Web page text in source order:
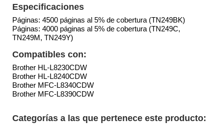
Especificaciones
Páginas: 4500 páginas al 5% de cobertura (TN249BK)
Páginas: 4000 páginas al 5% de cobertura (TN249C,
TN249M, TN249Y)
Compatibles con:
Brother HL-L8230CDW
Brother HL-L8240CDW
Brother MFC-L8340CDW
Brother MFC-L8390CDW
Categorías a las que pertenece este producto: